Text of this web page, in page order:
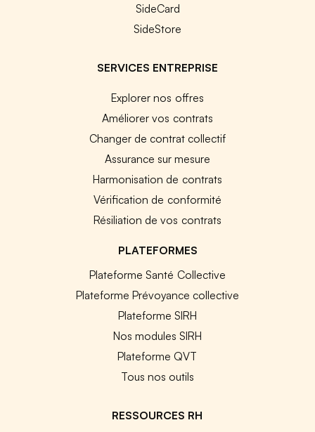
SideCard
SideStore
SERVICES ENTREPRISE
Explorer nos offres
Améliorer vos contrats
Changer de contrat collectif
Assurance sur mesure
Harmonisation de contrats
Vérification de conformité
Résiliation de vos contrats
PLATEFORMES
Plateforme Santé Collective
Plateforme Prévoyance collective
Plateforme SIRH
Nos modules SIRH
Plateforme QVT
Tous nos outils
RESSOURCES RH